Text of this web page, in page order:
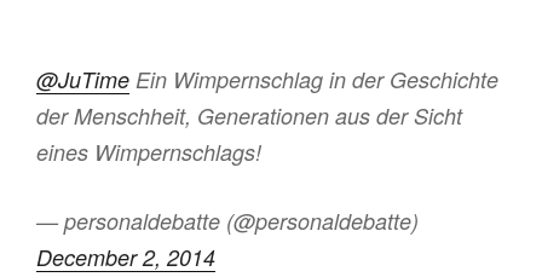
@JuTime Ein Wimpernschlag in der Geschichte
der Menschheit, Generationen aus der Sicht
eines Wimpernschlags!
— personaldebatte (@personaldebatte)
December 2, 2014